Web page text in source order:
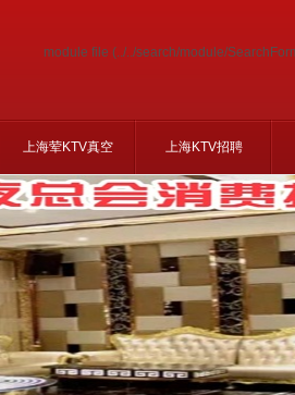
上海荤KTV真空 上海KTV招聘
module file (../../search/module/